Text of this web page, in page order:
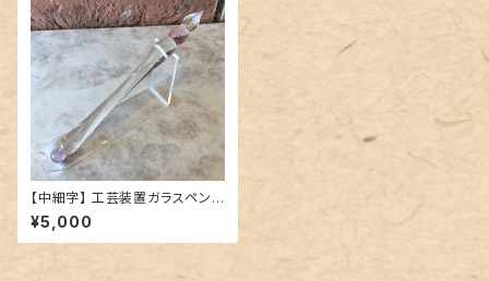
【中細字】 工芸装置ガラスペン 「
ベッキオ②（玉色：ローズタンド
ル）」／ ご予約品
¥5,000